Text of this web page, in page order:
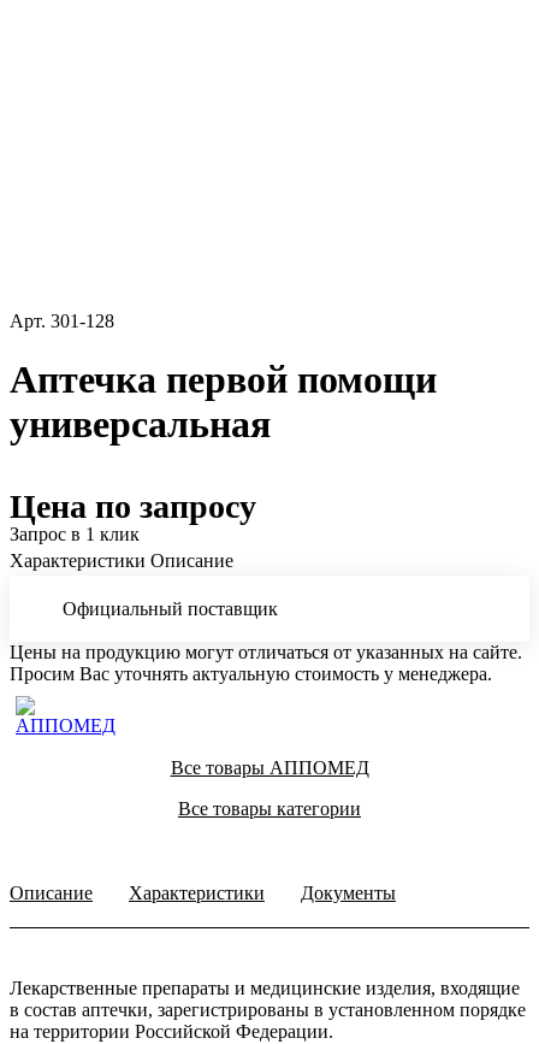
Арт. 301-128
Аптечка первой помощи
универсальная
Цена по запросу
Запрос в 1 клик
Характеристики Описание
Официальный поставщик
Цены на продукцию могут отличаться от указанных на сайте.
Просим Вас уточнять актуальную стоимость у менеджера.
Все товары АППОМЕД
Все товары категории
Описание Характеристики Документы
Лекарственные препараты и медицинские изделия, входящие
в состав аптечки, зарегистрированы в установленном порядке
на территории Российской Федерации.